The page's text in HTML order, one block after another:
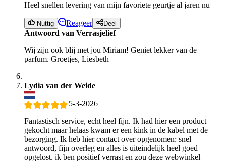
Heel snellen levering van mijn favoriete geurtje al jaren nu
Nuttig Reageer Deel
Antwoord van Verrasjelief
Wij zijn ook blij met jou Miriam! Geniet lekker van de
parfum. Groetjes, Liesbeth
Lydia van der Weide
5-3-2026
Fantastisch service, echt heel fijn. Ik had hier een product
gekocht maar helaas kwam er een kink in de kabel met de
bezorging. Ik heb hier contact over opgenomen: snel
antwoord, fijn overleg en alles is uiteindelijk heel goed
opgelost. ik ben positief verrast en zou deze webwinkel